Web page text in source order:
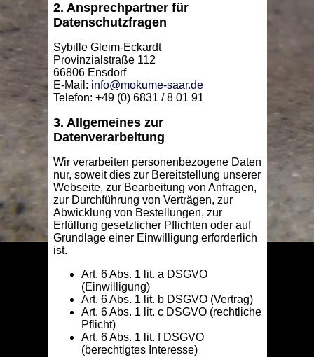
2. Ansprechpartner für
Datenschutzfragen
Sybille Gleim-Eckardt
Provinzialstraße 112
66806 Ensdorf
E-Mail: info@mokume-saar.de
Telefon: +49 (0) 6831 / 8 01 91
3. Allgemeines zur
Datenverarbeitung
Wir verarbeiten personenbezogene Daten
nur, soweit dies zur Bereitstellung unserer
Webseite, zur Bearbeitung von Anfragen,
zur Durchführung von Verträgen, zur
Abwicklung von Bestellungen, zur
Erfüllung gesetzlicher Pflichten oder auf
Grundlage einer Einwilligung erforderlich
ist.
Art. 6 Abs. 1 lit. a DSGVO
(Einwilligung)
Art. 6 Abs. 1 lit. b DSGVO (Vertrag)
Art. 6 Abs. 1 lit. c DSGVO (rechtliche
Pflicht)
Art. 6 Abs. 1 lit. f DSGVO
(berechtigtes Interesse)